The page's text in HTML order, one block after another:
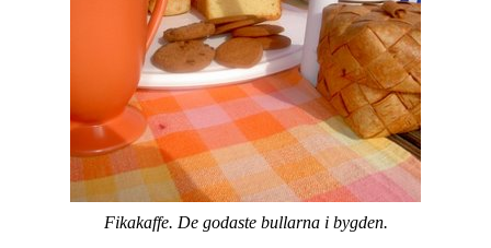
Fikakaffe. De godaste bullarna i bygden.